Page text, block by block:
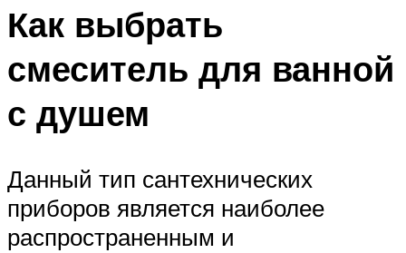
Как выбрать
смеситель для ванной
с душем
Данный тип сантехнических
приборов является наиболее
распространенным и